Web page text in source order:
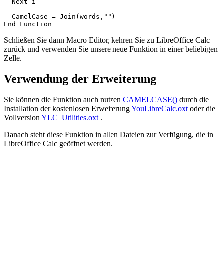
  Next i
  CamelCase = Join(words,"")
Schließen Sie dann Macro Editor, kehren Sie zu LibreOffice Calc
zurück und verwenden Sie unsere neue Funktion in einer beliebigen
Zelle.
Verwendung der Erweiterung
Sie können die Funktion auch nutzen CAMELCASE() durch die
Installation der kostenlosen ErweiterungYouLibreCalc.oxt oder die
Vollversion YLC_Utilities.oxt .
Danach steht diese Funktion in allen Dateien zur Verfügung, die in
LibreOffice Calc geöffnet werden.